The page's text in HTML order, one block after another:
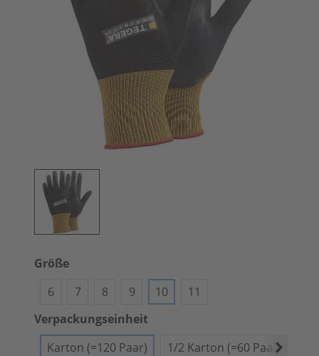
Größe
6
7 8 9 10
11
Verpackungseinheit
Karton (=120 Paar)
1/2 Karton (=60 Paar)